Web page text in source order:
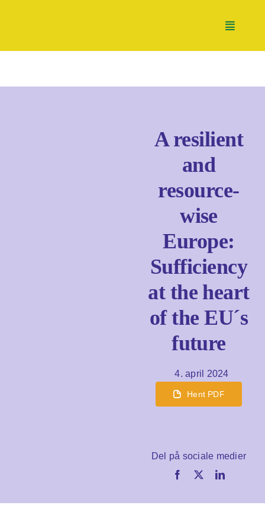
Toggle
Handletank
Partnerskaber
Støt os
Om os
Søg
A resilient
and
resource-
wise
Europe:
Sufficiency
at the heart
of the EU´s
future
4. april 2024
Hent PDF
Del på sociale medier